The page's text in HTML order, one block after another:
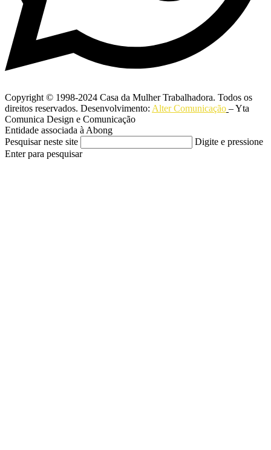
Copyright © 1998-2024 Casa da Mulher Trabalhadora. Todos os
direitos reservados. Desenvolvimento: Alter Comunicação – Yta
Comunica Design e Comunicação
Entidade associada à Abong
Pesquisar neste site
Digite e pressione
Enter para pesquisar